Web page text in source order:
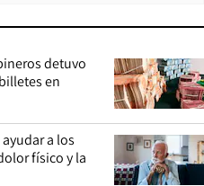
detuvo
en
a los
físico y la